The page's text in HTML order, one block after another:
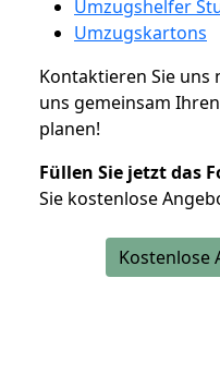
Umzugshelfer
Umzugskartons
Kontaktieren Sie uns
uns gemeinsam
planen!
Füllen Sie jetzt das
Sie kostenlose
Kostenlose